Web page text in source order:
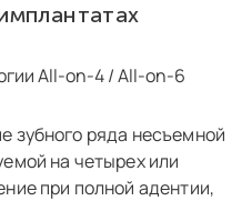
All-on-4 / All-on-6
зубного ряда несъемной
на четырех или
при полной адентии,